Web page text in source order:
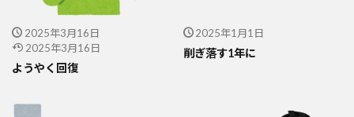
2025年3月16日
2025年3月16日
ようやく回復
2025年1月1日
削ぎ落す1年に